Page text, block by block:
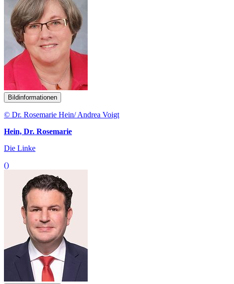
Bildinformationen
© Dr. Rosemarie Hein/ Andrea Voigt
Hein, Dr. Rosemarie
Die Linke
()